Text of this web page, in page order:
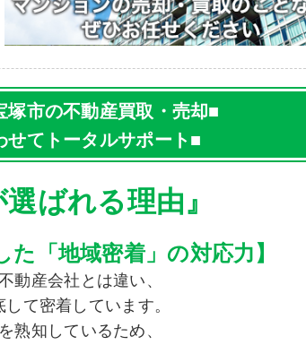
市の不動産買取・売却■
てトータルサポート■
ばれる理由』
「地域密着」の対応力】
動産会社とは違い、
て密着しています。
熟知しているため、